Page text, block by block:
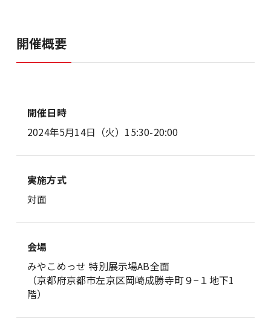
開催概要
開催日時
2024年5月14日（火）15:30-20:00
実施方式
対面
会場
みやこめっせ 特別展示場AB全面
（京都府京都市左京区岡崎成勝寺町９−１地下1
階）